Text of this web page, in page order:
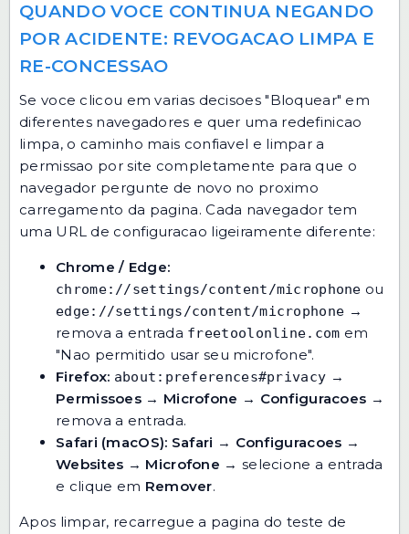
QUANDO VOCE CONTINUA NEGANDO
POR ACIDENTE: REVOGACAO LIMPA E
RE-CONCESSAO
Se voce clicou em varias decisoes "Bloquear" em
diferentes navegadores e quer uma redefinicao
limpa, o caminho mais confiavel e limpar a
permissao por site completamente para que o
navegador pergunte de novo no proximo
carregamento da pagina. Cada navegador tem
uma URL de configuracao ligeiramente diferente:
Chrome / Edge:
chrome://settings/content/microphone ou
edge://settings/content/microphone →
remova a entrada freetoolonline.com em
"Nao permitido usar seu microfone".
Firefox: about:preferences#privacy →
Permissoes → Microfone → Configuracoes →
remova a entrada.
Safari (macOS): Safari → Configuracoes →
Websites → Microfone → selecione a entrada
e clique em Remover.
Apos limpar, recarregue a pagina do teste de